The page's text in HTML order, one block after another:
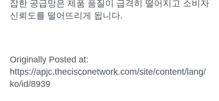
잡한 공급망은 제품 품질이 급격히 떨어지고 소비자
신뢰도를 떨어뜨리게 됩니다.
Originally Posted at:
https://apjc.thecisconetwork.com/site/content/lang/
ko/id/8939